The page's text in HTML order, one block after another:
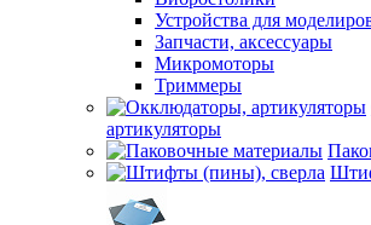
Устройства для
Запчасти, аксессуары
Микромоторы
Триммеры
артикуляторы